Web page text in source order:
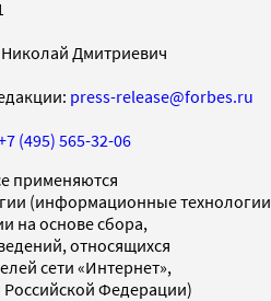
Дмитриевич
press-release@forbes.ru
(495) 565-32-06
применяются
(информационные технологии
на основе сбора,
относящихся
сети «Интернет»,
Федерации)